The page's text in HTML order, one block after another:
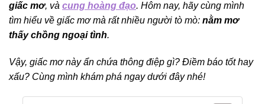
giấc mơ, và cung hoàng đạo. Hôm nay, hãy cùng mình
tìm hiểu về giấc mơ mà rất nhiều người tò mò: nằm mơ
thấy chồng ngoại tình.
Vậy, giấc mơ này ẩn chứa thông điệp gì? Điềm báo tốt hay
xấu? Cùng mình khám phá ngay dưới đây nhé!